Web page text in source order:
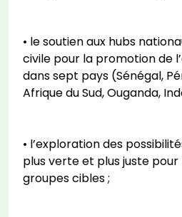
• le soutien aux hubs
civile pour la promotion de
dans sept pays (Sénégal,
Afrique du Sud, Ouganda,
• l’exploration des
plus verte et plus juste
groupes cibles ;